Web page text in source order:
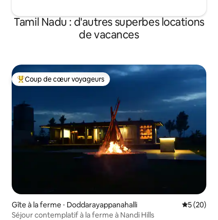
Tamil Nadu : d'autres superbes locations
de vacances
Coups de cœur voyageurs les plus appréciés
Coup de cœur voyageurs
Gîte à la ferme ⋅ Doddarayappanahalli
5 (20)
Séjour contemplatif à la ferme à Nandi Hills